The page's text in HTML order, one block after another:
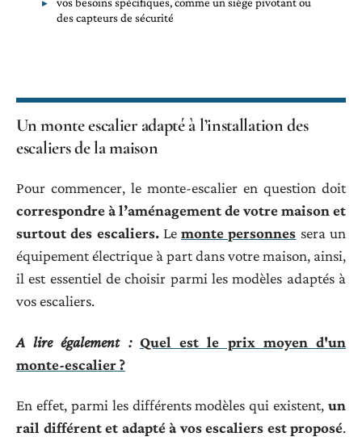
vos besoins spécifiques, comme un siège pivotant ou
des capteurs de sécurité
Un monte escalier adapté à l’installation des
escaliers de la maison
Pour commencer, le monte-escalier en question doit
correspondre à l’aménagement de votre maison et
surtout des escaliers.Lemonte personnes sera un
équipement électrique à part dans votre maison, ainsi,
il est essentiel de choisir parmi les modèles adaptés à
vos escaliers.
A lire également : Quel est le prix moyen d'un
monte-escalier ?
En effet, parmi les différents modèles qui existent, un
rail différent et adapté à vos escaliers est proposé.